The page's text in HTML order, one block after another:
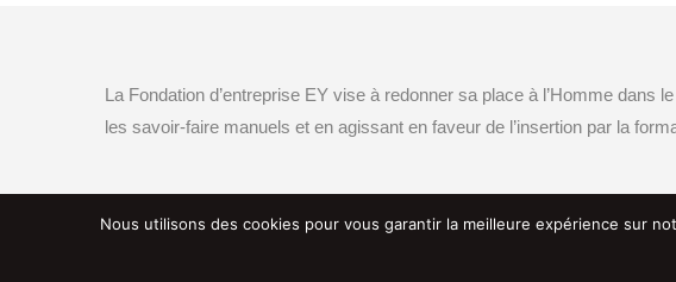
l’articleLa Fondation d’entreprise EY vise à redonner sa place à l’Homme dans
les savoir-faire manuels et en agissant en faveur de l’insertion par la
Nous utilisons des cookies pour vous garantir la meilleure expérience sur